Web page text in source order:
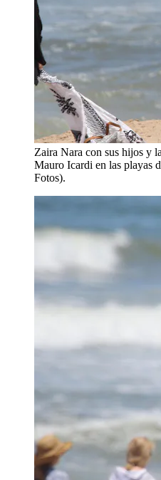
Zaira Nara con sus hijos y
Mauro Icardi en las playas
Fotos).